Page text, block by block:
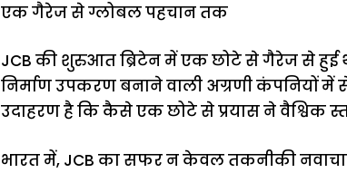
एक गैरेज से ग्लोबल पहचान तक
JCB की शुरुआत ब्रिटेन में एक छोटे से गैरेज से
निर्माण उपकरण बनाने वाली अग्रणी कंपनियों
उदाहरण है कि कैसे एक छोटे से प्रयास ने वैश्विक
भारत में, JCB का सफर न केवल तकनीकी